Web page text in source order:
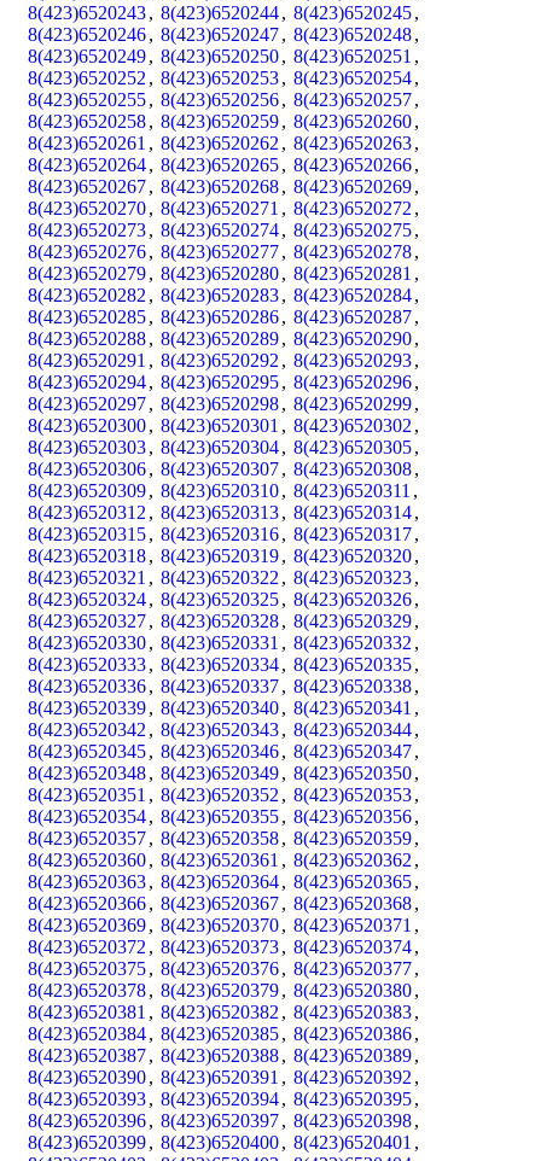
8(423)6520243, 8(423)6520244, 8(423)6520245,
8(423)6520246, 8(423)6520247, 8(423)6520248,
8(423)6520249, 8(423)6520250, 8(423)6520251 ,
8(423)6520252 , 8(423)6520253, 8(423)6520254,
8(423)6520255, 8(423)6520256, 8(423)6520257,
8(423)6520258, 8(423)6520259, 8(423)6520260,
8(423)6520261 , 8(423)6520262 , 8(423)6520263,
8(423)6520264, 8(423)6520265, 8(423)6520266,
8(423)6520267, 8(423)6520268, 8(423)6520269,
8(423)6520270, 8(423)6520271 , 8(423)6520272 ,
8(423)6520273, 8(423)6520274, 8(423)6520275,
8(423)6520276, 8(423)6520277, 8(423)6520278,
8(423)6520279, 8(423)6520280, 8(423)6520281 ,
8(423)6520282 , 8(423)6520283, 8(423)6520284,
8(423)6520285, 8(423)6520286, 8(423)6520287,
8(423)6520288, 8(423)6520289, 8(423)6520290,
8(423)6520291 , 8(423)6520292 , 8(423)6520293,
8(423)6520294, 8(423)6520295, 8(423)6520296,
8(423)6520297, 8(423)6520298, 8(423)6520299,
8(423)6520300, 8(423)6520301 , 8(423)6520302 ,
8(423)6520303, 8(423)6520304, 8(423)6520305,
8(423)6520306, 8(423)6520307, 8(423)6520308,
8(423)6520309, 8(423)6520310, 8(423)6520311 ,
8(423)6520312 , 8(423)6520313, 8(423)6520314,
8(423)6520315, 8(423)6520316, 8(423)6520317,
8(423)6520318, 8(423)6520319, 8(423)6520320,
8(423)6520321 , 8(423)6520322 , 8(423)6520323,
8(423)6520324, 8(423)6520325, 8(423)6520326,
8(423)6520327, 8(423)6520328, 8(423)6520329,
8(423)6520330, 8(423)6520331 , 8(423)6520332 ,
8(423)6520333, 8(423)6520334, 8(423)6520335,
8(423)6520336, 8(423)6520337, 8(423)6520338,
8(423)6520339, 8(423)6520340, 8(423)6520341 ,
8(423)6520342 , 8(423)6520343, 8(423)6520344,
8(423)6520345, 8(423)6520346, 8(423)6520347,
8(423)6520348, 8(423)6520349, 8(423)6520350,
8(423)6520351 , 8(423)6520352 , 8(423)6520353,
8(423)6520354, 8(423)6520355, 8(423)6520356,
8(423)6520357, 8(423)6520358, 8(423)6520359,
8(423)6520360, 8(423)6520361 , 8(423)6520362 ,
8(423)6520363, 8(423)6520364, 8(423)6520365,
8(423)6520366, 8(423)6520367, 8(423)6520368,
8(423)6520369, 8(423)6520370, 8(423)6520371 ,
8(423)6520372 , 8(423)6520373, 8(423)6520374,
8(423)6520375, 8(423)6520376, 8(423)6520377,
8(423)6520378, 8(423)6520379, 8(423)6520380,
8(423)6520381 , 8(423)6520382 , 8(423)6520383,
8(423)6520384, 8(423)6520385, 8(423)6520386,
8(423)6520387, 8(423)6520388, 8(423)6520389,
8(423)6520390, 8(423)6520391 , 8(423)6520392 ,
8(423)6520393, 8(423)6520394, 8(423)6520395,
8(423)6520396, 8(423)6520397, 8(423)6520398,
8(423)6520399, 8(423)6520400, 8(423)6520401 ,